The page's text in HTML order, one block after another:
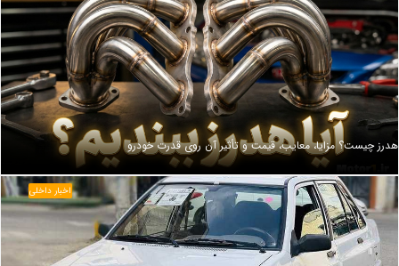
هدرز چیست؟ مزایا، معایب، قیمت و تأثیر آن روی قدرت خودرو
اخبار داخلی